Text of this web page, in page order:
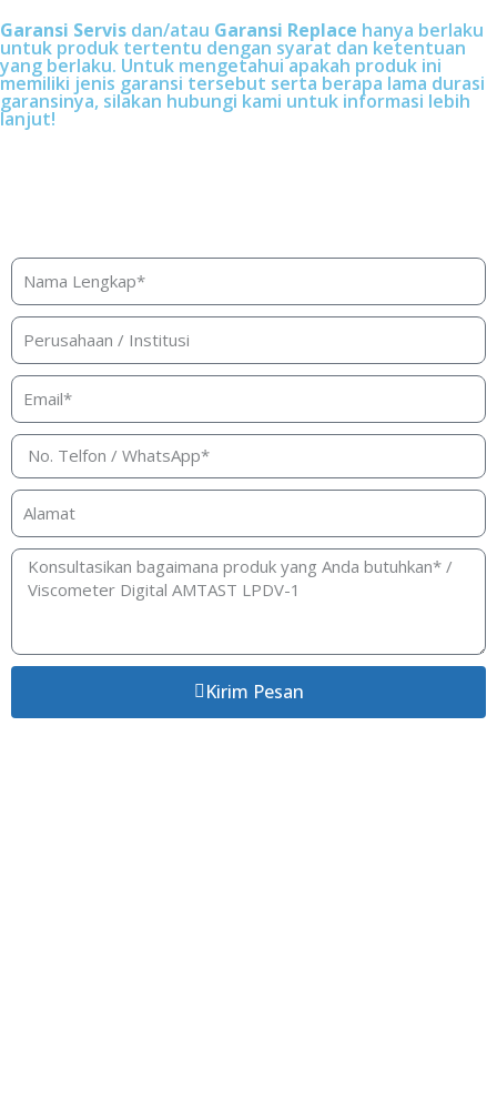
Garansi Servis dan/atau Garansi Replace hanya berlaku
untuk produk tertentu dengan syarat dan ketentuan
yang berlaku. Untuk mengetahui apakah produk ini
memiliki jenis garansi tersebut serta berapa lama durasi
garansinya, silakan hubungi kami untuk informasi lebih
lanjut!
Kirim Pesan